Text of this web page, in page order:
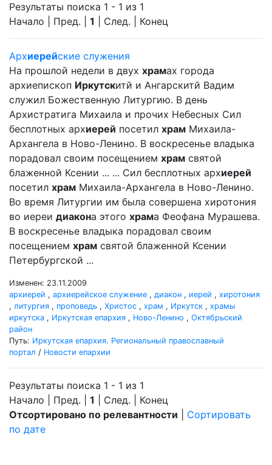
Результаты поиска 1 - 1 из 1
Начало | Пред. | 1 | След. | Конец
Архиерейские служения
На прошлой недели в двух храмах города
архиепископ Иркутскитй и Ангарскитй Вадим
служил Божественную Литургию. В день
Архистратига Михаила и прочих Небесных Сил
бесплотных архиерей посетил храм Михаила-
Архангела в Ново-Ленино. В воскресенье владыка
порадовал своим посещением храм святой
блаженной Ксении ... ... Сил бесплотных архиерей
посетил храм Михаила-Архангела в Ново-Ленино.
Во время Литургии им была совершена хиротония
во иереи диакона этого храма Феофана Мурашева.
В воскресенье владыка порадовал своим
посещением храм святой блаженной Ксении
Петербургской ...
Изменен: 23.11.2009
архиерей , архиерейское служение , диакон , иерей , хиротония
, литургия , проповедь , Христос , храм , Иркутск , храмы
иркутска , Иркутская епархия , Ново-Ленино , Октябрьский
район
Путь: Иркутская епархия. Региональный православный
портал / Новости епархии
Результаты поиска 1 - 1 из 1
Начало | Пред. | 1 | След. | Конец
Отсортировано по релевантности
Сортировать
по дате